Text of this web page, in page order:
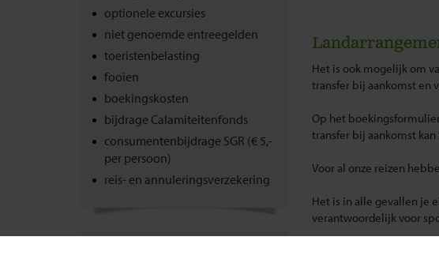
optionele excursies
niet genoemde entreegelden
toeristenbelasting
fooien
boekingskosten
bijdrage Calamiteitenfonds
consumentenbijdrage SGR (€ 5,-
per persoon)
reis- en annuleringsverzekering
Het is ook mogelijk om
transfer bij aankomst en
Op het
transfer bij aankomst
Voor al onze reizen
Het is in alle gevallen je
verantwoordelijk voor